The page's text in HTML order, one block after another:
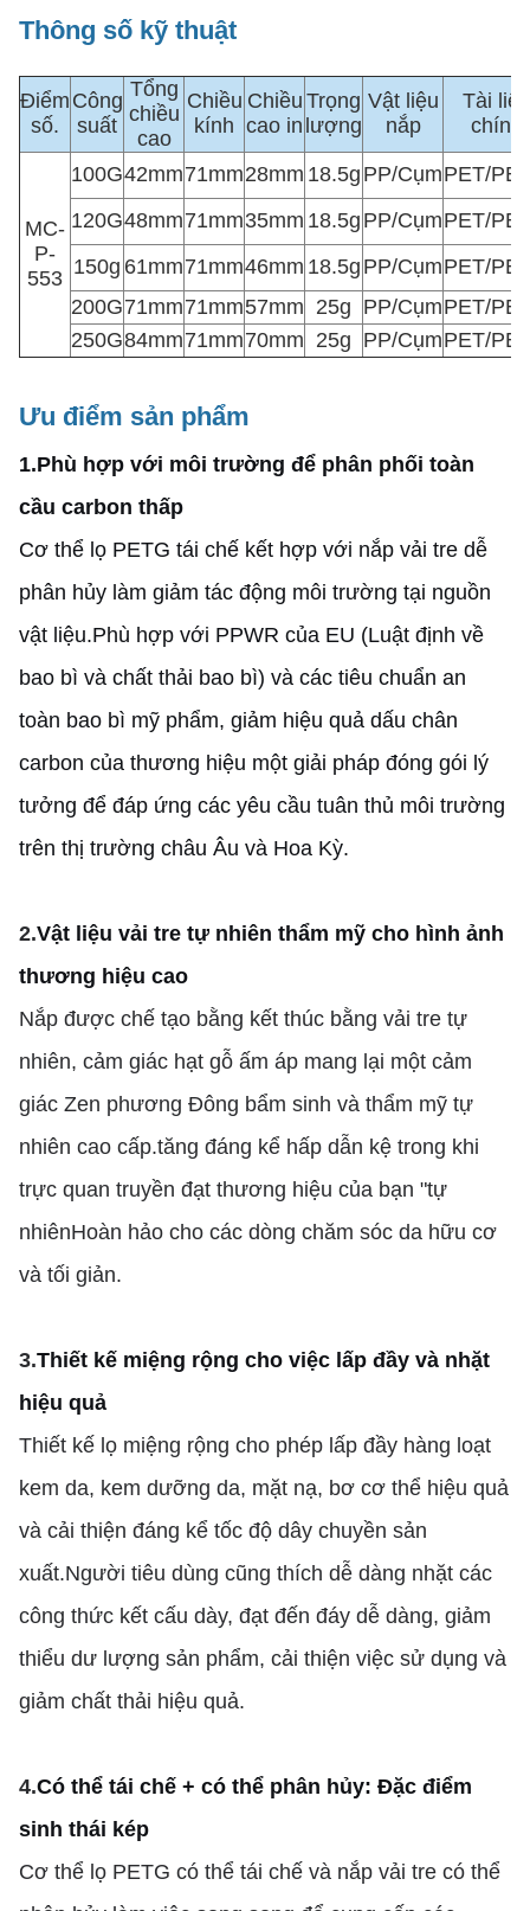
Thông số kỹ thuật
Điểm
số.
Công
suất
Tổng
chiều
cao
Chiều
kính
Chiều
cao in
Trọng
lượng
Vật liệu
nắp
Tài liệu
chính
MC-
P-
553
100G42mm71mm28mm 18.5g PP/CụmPET/
120G48mm71mm35mm 18.5g PP/CụmPET/
150g 61mm71mm46mm 18.5g PP/CụmPET/
200G71mm71mm57mm 25g PP/CụmPET/
250G84mm71mm70mm 25g PP/CụmPET/
Ưu điểm sản phẩm
1.Phù hợp với môi trường để phân phối toàn
cầu carbon thấp
Cơ thể lọ PETG tái chế kết hợp với nắp vải tre dễ
phân hủy làm giảm tác động môi trường tại nguồn
vật liệu.Phù hợp với PPWR của EU (Luật định về
bao bì và chất thải bao bì) và các tiêu chuẩn an
toàn bao bì mỹ phẩm, giảm hiệu quả dấu chân
carbon của thương hiệu một giải pháp đóng gói lý
tưởng để đáp ứng các yêu cầu tuân thủ môi trường
trên thị trường châu Âu và Hoa Kỳ.
2.Vật liệu vải tre tự nhiên thẩm mỹ cho hình ảnh
thương hiệu cao
Nắp được chế tạo bằng kết thúc bằng vải tre tự
nhiên, cảm giác hạt gỗ ấm áp mang lại một cảm
giác Zen phương Đông bẩm sinh và thẩm mỹ tự
nhiên cao cấp.tăng đáng kể hấp dẫn kệ trong khi
trực quan truyền đạt thương hiệu của bạn "tự
nhiênHoàn hảo cho các dòng chăm sóc da hữu cơ
và tối giản.
3.Thiết kế miệng rộng cho việc lấp đầy và nhặt
hiệu quả
Thiết kế lọ miệng rộng cho phép lấp đầy hàng loạt
kem da, kem dưỡng da, mặt nạ, bơ cơ thể hiệu quả
và cải thiện đáng kể tốc độ dây chuyền sản
xuất.Người tiêu dùng cũng thích dễ dàng nhặt các
công thức kết cấu dày, đạt đến đáy dễ dàng, giảm
thiểu dư lượng sản phẩm, cải thiện việc sử dụng và
giảm chất thải hiệu quả.
4.Có thể tái chế + có thể phân hủy: Đặc điểm
sinh thái kép
Cơ thể lọ PETG có thể tái chế và nắp vải tre có thể